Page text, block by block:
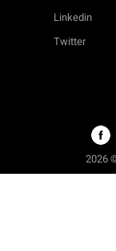
Linkedin
Twitter
2026